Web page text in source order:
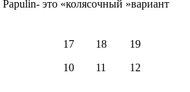
это «колясочный »вариант
17 18
19
10 11 12